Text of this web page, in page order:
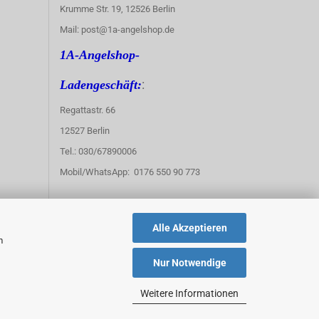
Alle Akzeptieren
Nur Notwendige
Weitere Informationen
Krumme Str. 19, 12526 Berlin
Mail: post@1a-angelshop.de
1A-Angelshop-
Ladengeschäft::
Regattastr. 66
12527 Berlin
Tel.: 030/67890006
Mobil/WhatsApp: 0176 550 90 773